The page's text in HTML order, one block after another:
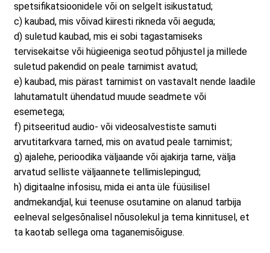
spetsifikatsioonidele või on selgelt isikustatud;
c) kaubad, mis võivad kiiresti rikneda või aeguda;
d) suletud kaubad, mis ei sobi tagastamiseks
tervisekaitse või hügieeniga seotud põhjustel ja millede
suletud pakendid on peale tarnimist avatud;
e) kaubad, mis pärast tarnimist on vastavalt nende laadile
lahutamatult ühendatud muude seadmete või
esemetega;
f) pitseeritud audio- või videosalvestiste samuti
arvutitarkvara tarned, mis on avatud peale tarnimist;
g) ajalehe, perioodika väljaande või ajakirja tarne, välja
arvatud selliste väljaannete tellimislepingud;
h) digitaalne infosisu, mida ei anta üle füüsilisel
andmekandjal, kui teenuse osutamine on alanud tarbija
eelneval selgesõnalisel nõusolekul ja tema kinnitusel, et
ta kaotab sellega oma taganemisõiguse.